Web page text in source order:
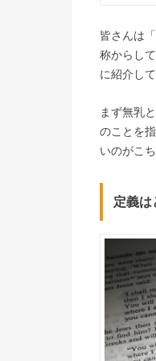
皆さんは
称からし
に紹介し
まず無乳
のことを
いのがこ
定義は